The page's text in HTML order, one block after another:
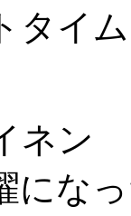
タイ
ネン
にな